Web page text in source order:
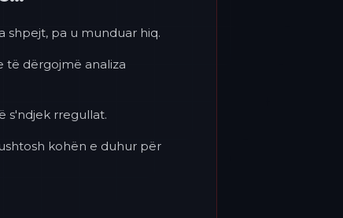
shpejt, pa u munduar hiq.
të dërgojmë analiza
s'ndjek rregullat.
kohën e duhur për